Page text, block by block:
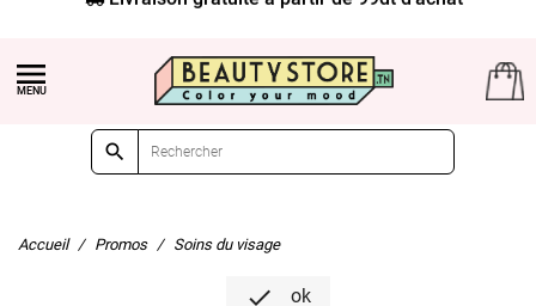


Accueil Promos Soins du visage
 ok